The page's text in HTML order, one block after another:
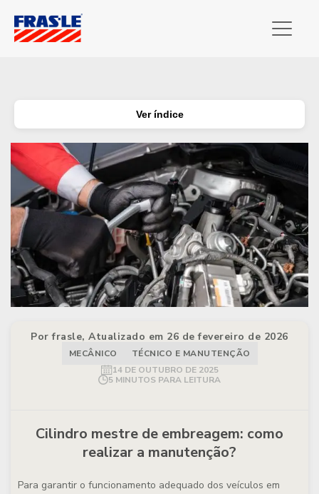
Ver índice
Por frasle, Atualizado em 26 de fevereiro de 2026
MECÂNICO
TÉCNICO E MANUTENÇÃO
14 DE OUTUBRO DE 2025
5 MINUTOS PARA LEITURA
Cilindro mestre de embreagem: como
realizar a manutenção?
Para garantir o funcionamento adequado dos veículos em